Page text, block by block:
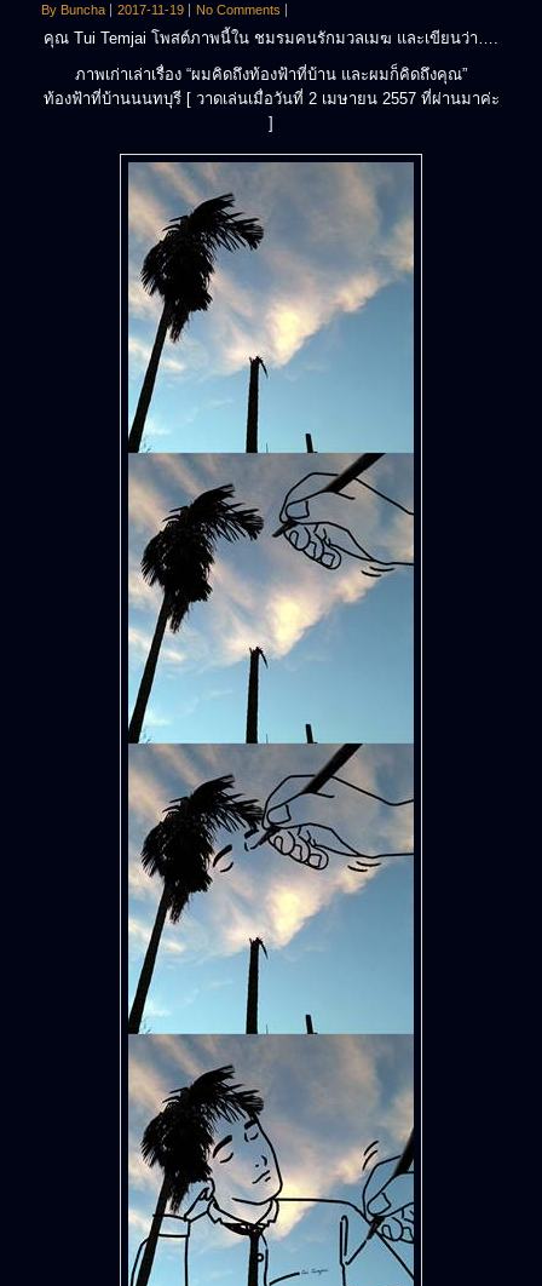
By Buncha 2017-11-19 No Comments
คุณ Tui Temjai โพสต์ภาพนี้ใน ชมรมคนรักมวลเมฆ และเขียนว่า….
ภาพเก่าเล่าเรื่อง “ผมคิดถึงท้องฟ้าที่บ้าน และผมก็คิดถึงคุณ”
ท้องฟ้าที่บ้านนนทบุรี [ วาดเล่นเมื่อวันที่ 2 เมษายน 2557 ที่ผ่านมาค่ะ
]